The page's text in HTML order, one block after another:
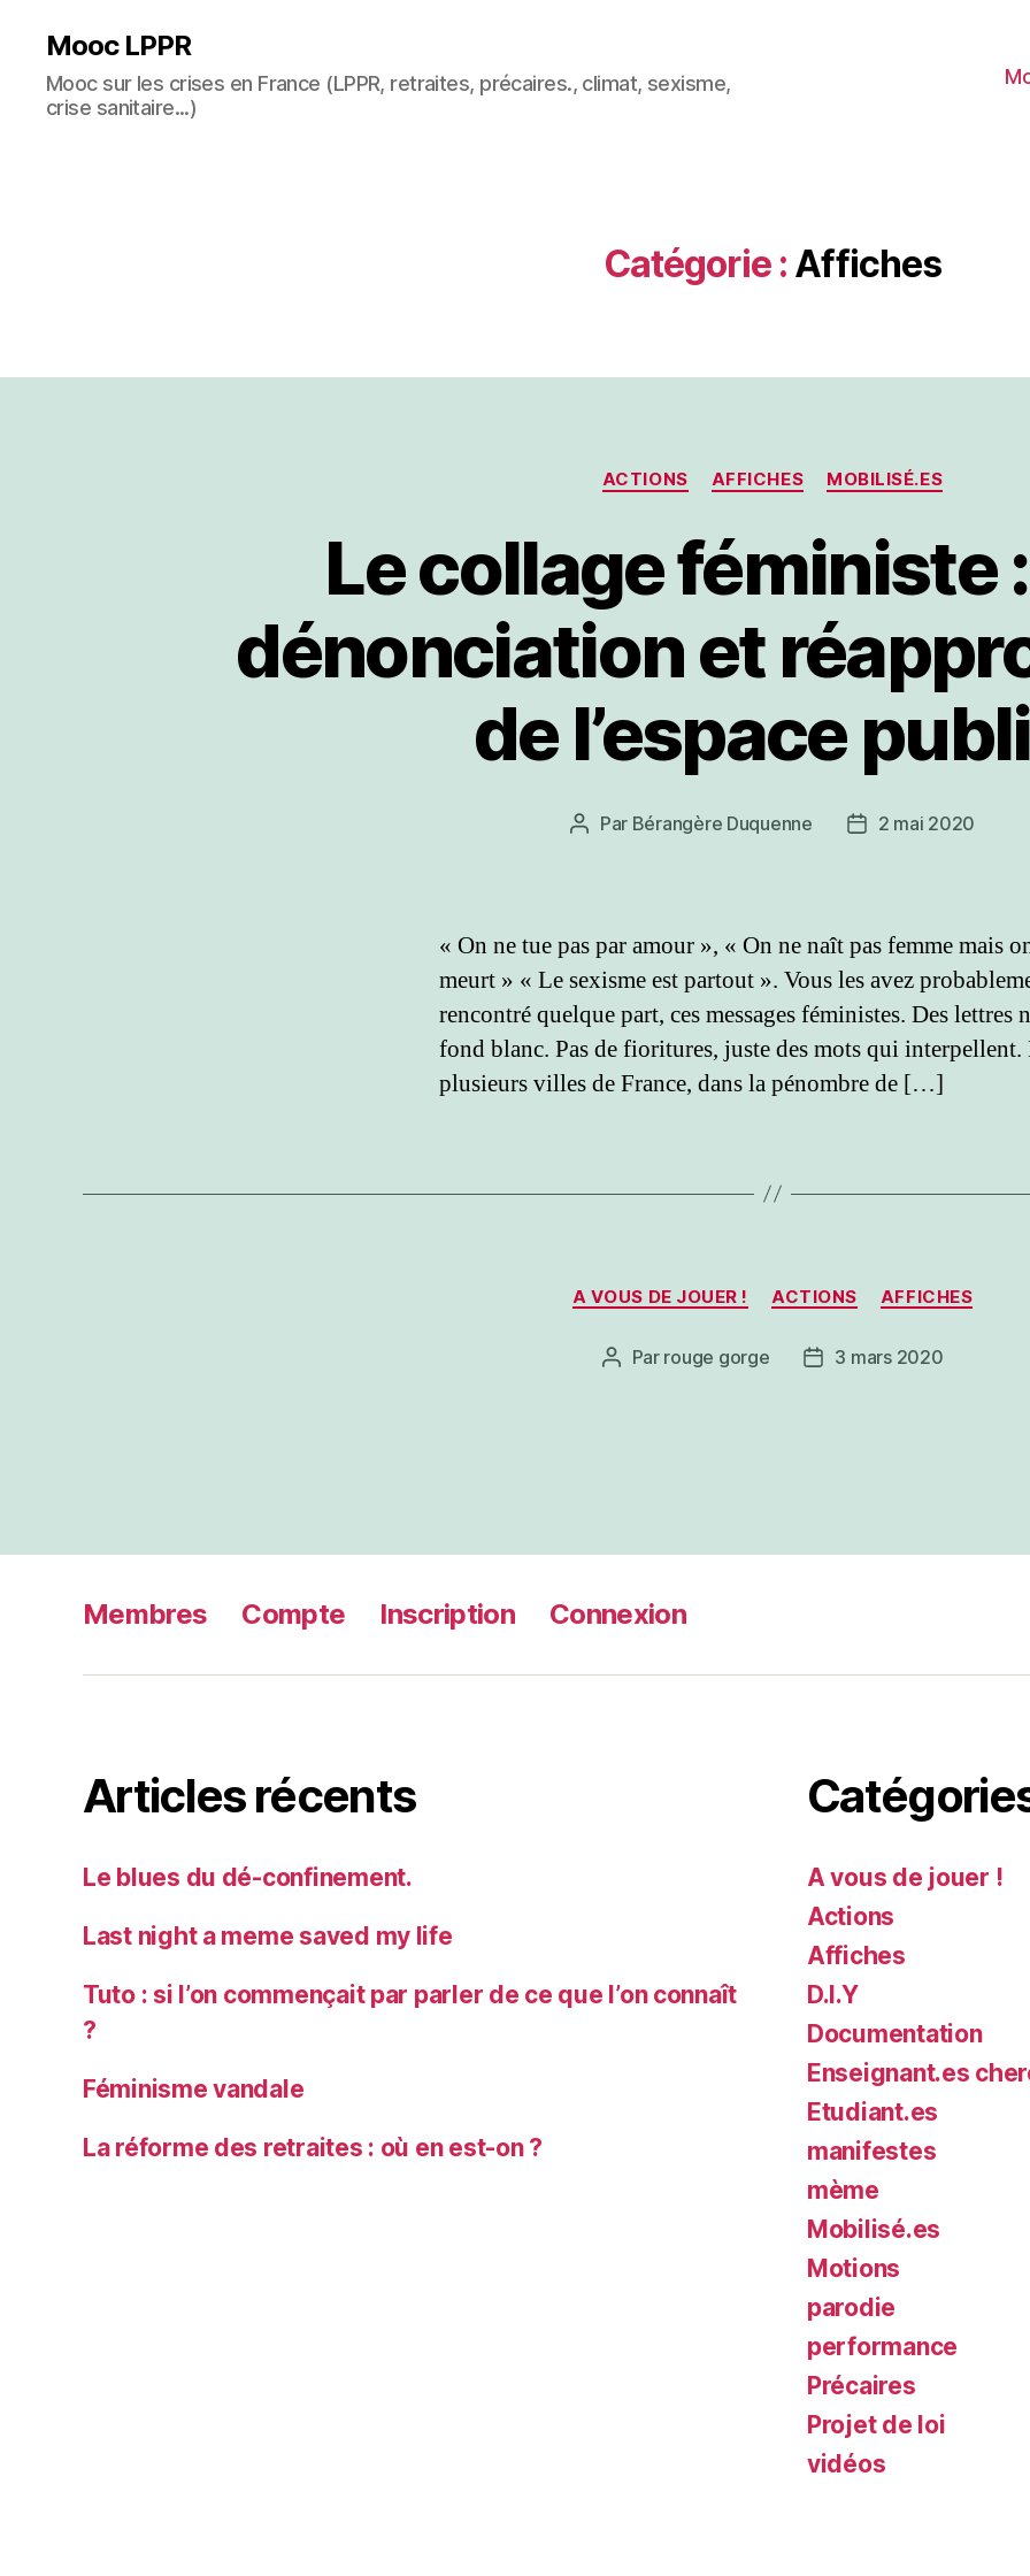
Mooc LPPR
Mooc sur les crises en France (LPPR, retraites, précaires., climat, sexisme,
crise sanitaire...)
Catégorie : Affiches
Catégories
ACTIONS AFFICHES MOBILISÉ.ES
Le collage féministe
dénonciation et
de l’espace
Auteur
Par Bérangère Duquenne
Date2 mai 2020
« On ne tue pas par amour », « On ne naît pas femme mais
meurt » « Le sexisme est partout ». Vous les avez
rencontré quelque part, ces messages féministes. Des lettres
fond blanc. Pas de fioritures, juste des mots qui interpellent.
plusieurs villes de France, dans la pénombre de […]
Catégories
A VOUS DE JOUER ! ACTIONS AFFICHES
Auteur
Par rouge gorge
Date3 mars 2020
Membres Compte Inscription Connexion
Articles récents
Le blues du dé-confinement.
Last night a meme saved my life
Tuto : si l’on commençait par parler de ce que l’on connaît
?
Féminisme vandale
La réforme des retraites : où en est-on ?
A vous de jouer !
Actions
Affiches
D.I.Y
Documentation
Enseignant.es
Etudiant.es
manifestes
mème
Mobilisé.es
Motions
parodie
performance
Précaires
Projet de loi
vidéos